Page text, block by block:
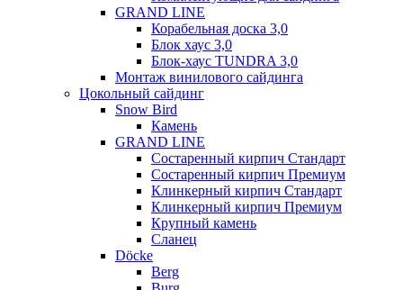
GRAND LINE
Корабельная доска 3,0
Блок хаус 3,0
Блок-хаус TUNDRA 3,0
Монтаж винилового сайдинга
Цокольный сайдинг
Snow Bird
Камень
GRAND LINE
Состаренный кирпич Стандарт
Состаренный кирпич Премиум
Клинкерный кирпич Стандарт
Клинкерный кирпич Премиум
Крупный камень
Сланец
Döcke
Berg